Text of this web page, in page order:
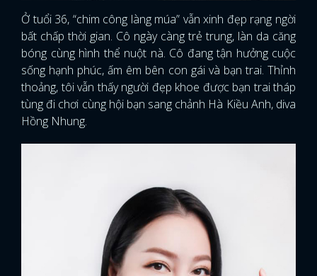
Ở tuổi 36, “chim công làng múa” vẫn xinh đẹp rạng ngời
bất chấp thời gian. Cô ngày càng trẻ trung, làn da căng
bóng cùng hình thể nuột nà. Cô đang tận hưởng cuộc
sống hạnh phúc, ấm êm bên con gái và bạn trai. Thỉnh
thoảng, tôi vẫn thấy người đẹp khoe được bạn trai tháp
tùng đi chơi cùng hội bạn sang chảnh Hà Kiều Anh, diva
Hồng Nhung.